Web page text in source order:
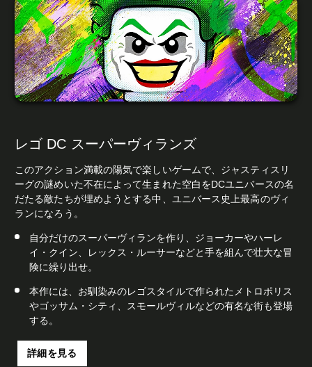
レゴ DC スーパーヴィランズ
このアクション満載の陽気で楽しいゲームで、ジャスティスリ
ーグの謎めいた不在によって生まれた空白をDCユニバースの名
だたる敵たちが埋めようとする中、ユニバース史上最高のヴィ
ランになろう。
自分だけのスーパーヴィランを作り、ジョーカーやハーレ
イ・クイン、レックス・ルーサーなどと手を組んで壮大な冒
険に繰り出せ。
本作には、お馴染みのレゴスタイルで作られたメトロポリス
やゴッサム・シティ、スモールヴィルなどの有名な街も登場
する。
詳細を見る